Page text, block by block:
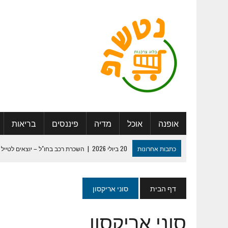
אופנה אוכל מדיה פיננסים בריאות
כתבות אחרונות 20 ביולי 2026 | השכרת רכב בחו"ל – יוצאים
13 במאי 2024
| המדריך המלא למיתוג חתונה שכולם יזכרו
דף הבית סוני אריקסון
סוני אריקסון